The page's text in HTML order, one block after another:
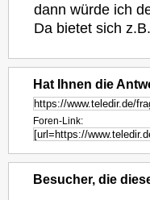
dann würde ich
Da bietet sich z.B.
Hat Ihnen die
Foren-Link:
Besucher, die